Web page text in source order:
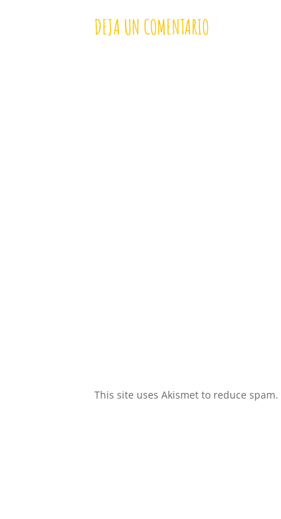
DEJA UN COMENTARIO
This site uses Akismet to reduce spam.